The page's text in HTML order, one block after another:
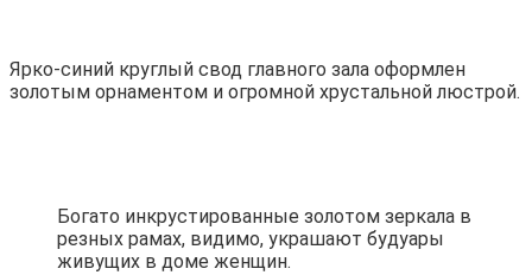
Ярко-синий круглый свод главного зала оформлен
золотым орнаментом и огромной хрустальной люстрой.
Богато инкрустированные золотом зеркала в
резных рамах, видимо, украшают будуары
живущих в доме женщин.